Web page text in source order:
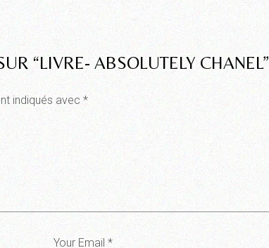
“LIVRE- ABSOLUTELY CHANEL”
indiqués avec *